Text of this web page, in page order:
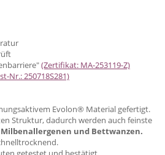
(Zertifikat: MA-253119-Z)
Nr.: 250718S281)
Evolon® Material gefertigt.
Struktur, dadurch werden auch feinste
und Bettwanzen.